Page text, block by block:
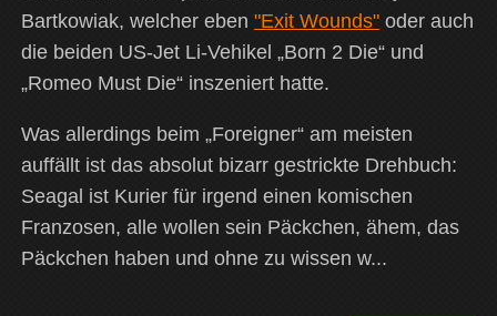
Bartkowiak, welcher eben "Exit Wounds"oder auch
die beiden US-Jet Li-Vehikel „Born 2 Die“ und
„Romeo Must Die“ inszeniert hatte.
Was allerdings beim „Foreigner“ am meisten
auffällt ist das absolut bizarr gestrickte Drehbuch:
Seagal ist Kurier für irgend einen komischen
Franzosen, alle wollen sein Päckchen, ähem, das
Päckchen haben und ohne zu wissen w...